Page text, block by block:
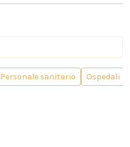
Personale sanitario Ospedali